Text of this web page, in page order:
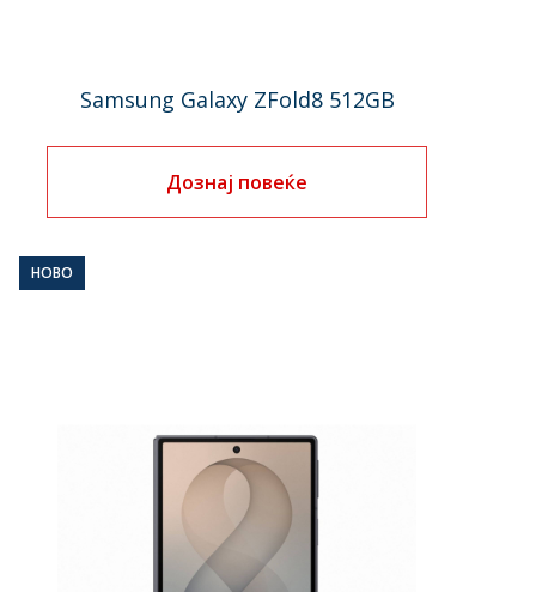
Samsung Galaxy ZFold8 512GB
Дознај повеќе
НОВО